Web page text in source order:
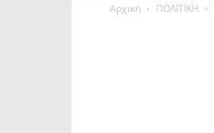
Αρχική ΠΟΛΙΤΙΚΗ